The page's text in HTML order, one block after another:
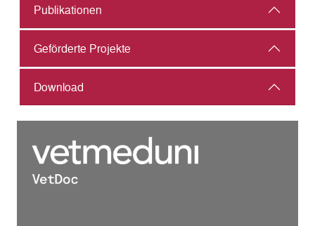
Publikationen
Geförderte Projekte
Download